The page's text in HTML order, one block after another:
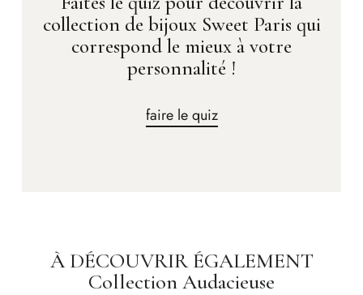
collection de bijoux Sweet Paris qui
correspond le mieux à votre
personnalité !
faire le quiz
À DÉCOUVRIR ÉGALEMENT
Collection Audacieuse